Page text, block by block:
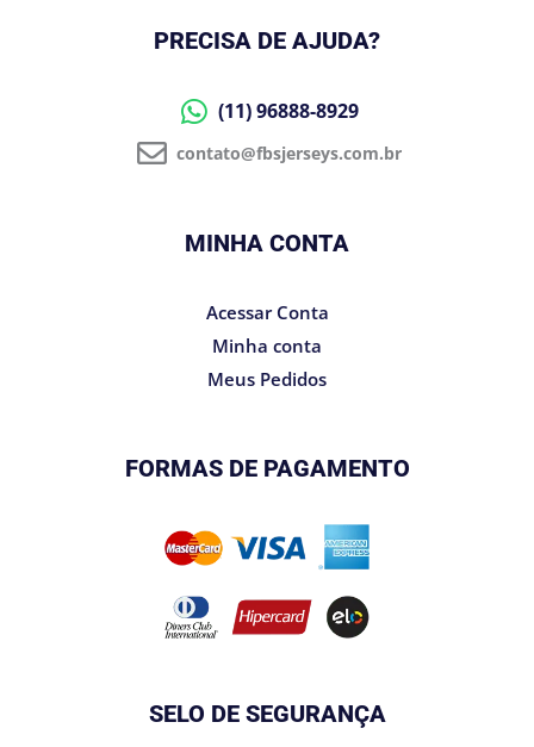
PRECISA DE AJUDA?
(11) 96888-8929
contato@fbsjerseys.com.br
MINHA CONTA
Acessar Conta
Minha conta
Meus Pedidos
FORMAS DE PAGAMENTO
SELO DE SEGURANÇA